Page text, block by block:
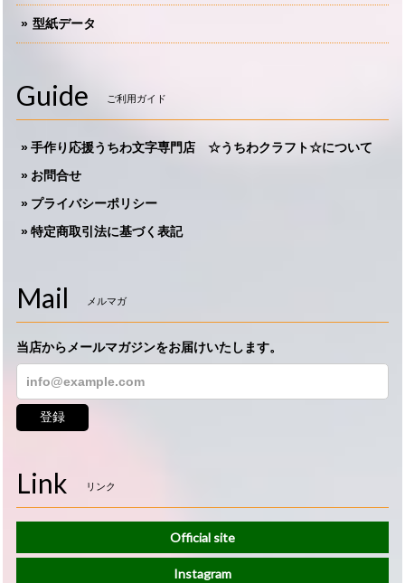
型紙データ
Guide ご利用ガイド
手作り応援うちわ文字専門店 ☆うちわクラフト☆について
お問合せ
プライバシーポリシー
特定商取引法に基づく表記
Mail メルマガ
当店からメールマガジンをお届けいたします。
登録
Link リンク
Official site
Instagram